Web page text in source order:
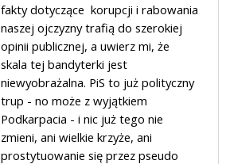
fakty dotyczące korupcji i rabowania
naszej ojczyzny trafią do szerokiej
opinii publicznej, a uwierz mi, że
skala tej bandyterki jest
niewyobrażalna. PiS to już polityczny
trup - no może z wyjątkiem
Podkarpacia - i nic już tego nie
zmieni, ani wielkie krzyże, ani
prostytuowanie się przez pseudo